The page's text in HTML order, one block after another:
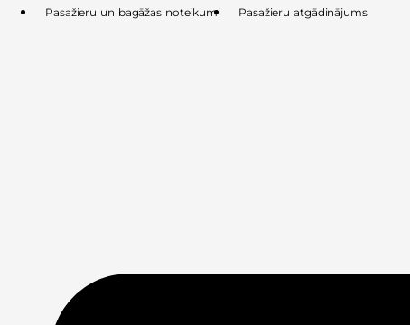
Skip
Pasažieru un bagāžas noteikumi Pasažieru atgādinājums